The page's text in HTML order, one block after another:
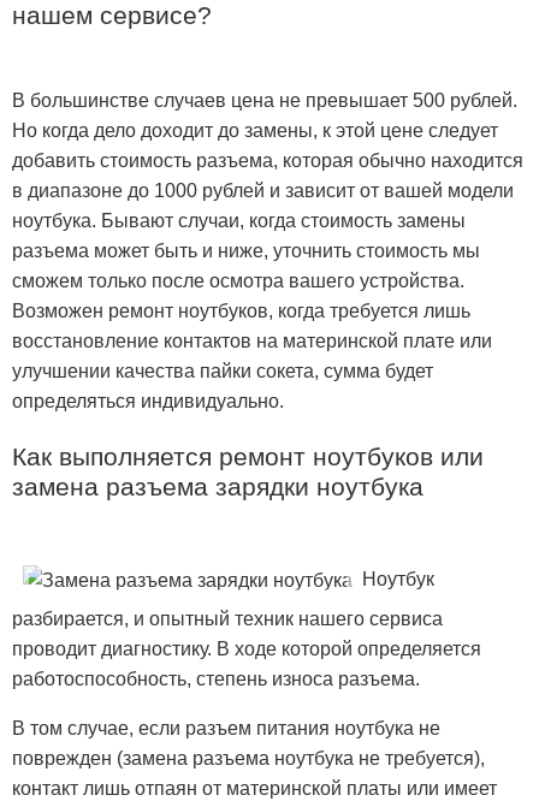
нашем сервисе?
В большинстве случаев цена не превышает 500 рублей.
Но когда дело доходит до замены, к этой цене следует
добавить стоимость разъема, которая обычно находится
в диапазоне до 1000 рублей и зависит от вашей модели
ноутбука. Бывают случаи, когда стоимость замены
разъема может быть и ниже, уточнить стоимость мы
сможем только после осмотра вашего устройства.
Возможен ремонт ноутбуков, когда требуется лишь
восстановление контактов на материнской плате или
улучшении качества пайки сокета, сумма будет
определяться индивидуально.
Как выполняется ремонт ноутбуков или
замена разъема зарядки ноутбука
Ноутбук
разбирается, и опытный техник нашего сервиса
проводит диагностику. В ходе которой определяется
работоспособность, степень износа разъема.
В том случае, если разъем питания ноутбука не
поврежден (замена разъема ноутбука не требуется),
контакт лишь отпаян от материнской платы или имеет